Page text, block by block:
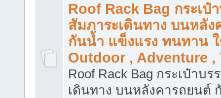
Roof Rack Bag กระเป๋
สัมภาระเดินทาง บนหลัง
กันน้ำ แข็งแรง ทนทาน
Outdoor , Adventure ,
Roof Rack Bag กระเป๋าบ
เดินทาง บนหลังคารถยนต์